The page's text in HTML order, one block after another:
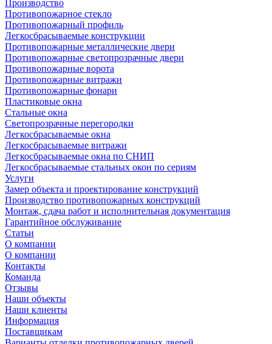
Производство
Противопожарное стекло
Противопожарный профиль
Легкосбрасываемые конструкции
Противопожарные металлические двери
Противопожарные светопрозрачные двери
Противопожарные ворота
Противопожарные витражи
Противопожарные фонари
Пластиковые окна
Стальные окна
Светопрозрачные перегородки
Легкосбрасываемые окна
Легкосбрасываемые витражи
Легкосбрасываемые окна по СНИП
Легкосбрасываемые стальных окон по сериям
Услуги
Замер объекта и проектирование конструкций
Производство противопожарных конструкций
Монтаж, сдача работ и исполнительная документация
Гарантийное обслуживание
Статьи
О компании
О компании
Контакты
Команда
Отзывы
Наши объекты
Наши клиенты
Информация
Поставщикам